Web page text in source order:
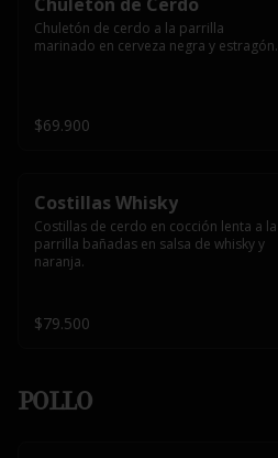
Chuletón de cerdo a la parrilla
marinado en cerveza negra y estragón.
$69.900
Costillas Whisky
Costillas de cerdo en cocción lenta a la
parrilla bañadas en salsa de whisky y
naranja.
$79.500
Pollo